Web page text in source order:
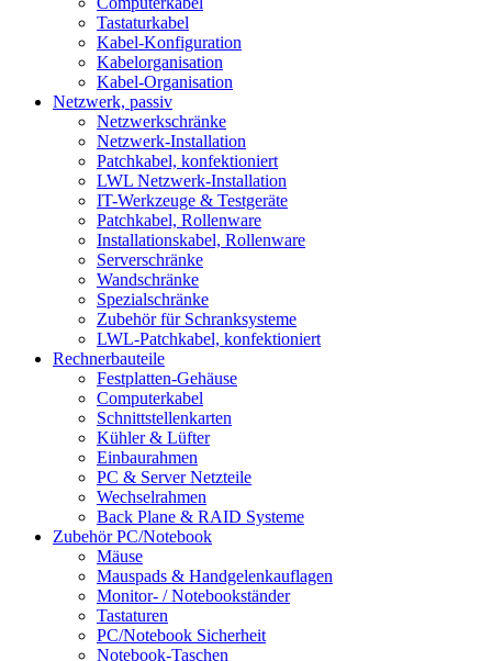
Tastaturkabel
Kabel-Konfiguration
Kabelorganisation
Kabel-Organisation
Netzwerk, passiv
Netzwerkschränke
Netzwerk-Installation
Patchkabel, konfektioniert
LWL Netzwerk-Installation
IT-Werkzeuge & Testgeräte
Patchkabel, Rollenware
Installationskabel, Rollenware
Serverschränke
Wandschränke
Spezialschränke
Zubehör für Schranksysteme
LWL-Patchkabel, konfektioniert
Rechnerbauteile
Festplatten-Gehäuse
Computerkabel
Schnittstellenkarten
Kühler & Lüfter
Einbaurahmen
PC & Server Netzteile
Wechselrahmen
Back Plane & RAID Systeme
Zubehör PC/Notebook
Mäuse
Mauspads & Handgelenkauflagen
Monitor- / Notebookständer
Tastaturen
PC/Notebook Sicherheit
Notebook-Taschen